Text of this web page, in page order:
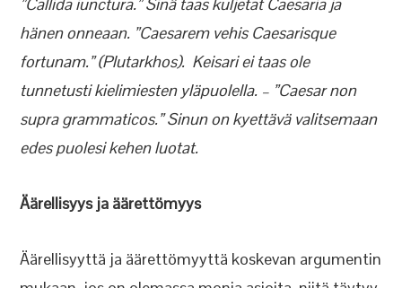
hänen onneaan. ”Caesarem vehis Caesarisque
fortunam.” (Plutarkhos). Keisari ei taas ole
tunnetusti kielimiesten yläpuolella. – ”Caesar non
supra grammaticos.” Sinun on kyettävä valitsemaan
edes puolesi kehen luotat.
Äärellisyys ja äärettömyys
Äärellisyyttä ja äärettömyyttä koskevan argumentin